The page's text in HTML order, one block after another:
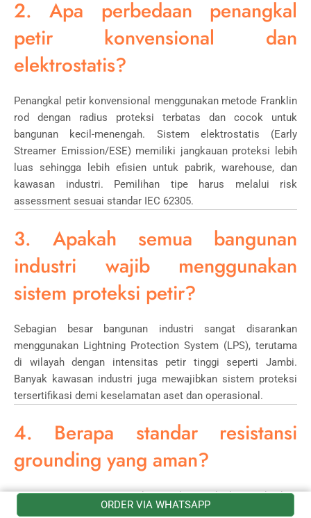
2. Apa perbedaan penangkal
petir konvensional dan
elektrostatis?
Penangkal petir konvensional menggunakan metode Franklin
rod dengan radius proteksi terbatas dan cocok untuk
bangunan kecil-menengah. Sistem elektrostatis (Early
Streamer Emission/ESE) memiliki jangkauan proteksi lebih
luas sehingga lebih efisien untuk pabrik, warehouse, dan
kawasan industri. Pemilihan tipe harus melalui risk
assessment sesuai standar IEC 62305.
3. Apakah semua bangunan
industri wajib menggunakan
sistem proteksi petir?
Sebagian besar bangunan industri sangat disarankan
menggunakan Lightning Protection System (LPS), terutama
di wilayah dengan intensitas petir tinggi seperti Jambi.
Banyak kawasan industri juga mewajibkan sistem proteksi
tersertifikasi demi keselamatan aset dan operasional.
4. Berapa standar resistansi
grounding yang aman?
Umumnya sistem grounding industri direkomendasikan
memiliki resistansi di bawah 5 ohm. Jika tanah memiliki
ORDER VIA WHATSAPP